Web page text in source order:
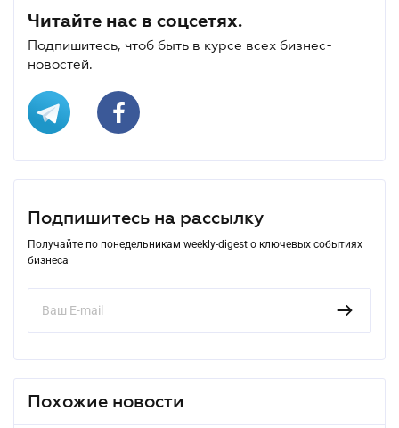
Читайте нас в соцсетях.
Подпишитесь, чтоб быть в курсе всех бизнес-
новостей.
Подпишитесь на рассылку
Получайте по понедельникам weekly-digest о ключевых событиях
бизнеса
Похожие новости